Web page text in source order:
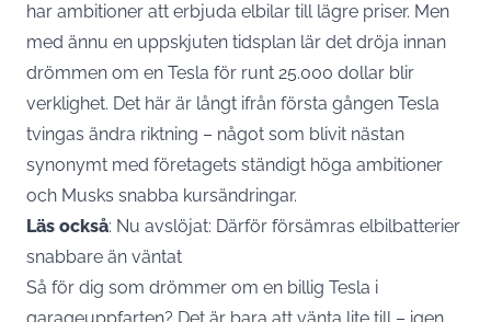
har ambitioner att erbjuda elbilar till lägre priser. Men
med ännu en uppskjuten tidsplan lär det dröja innan
drömmen om en Tesla för runt 25.000 dollar blir
verklighet. Det här är långt ifrån första gången Tesla
tvingas ändra riktning – något som blivit nästan
synonymt med företagets ständigt höga ambitioner
och Musks snabba kursändringar.
Läs också: Nu avslöjat: Därför försämras elbilbatterier
snabbare än väntat
Så för dig som drömmer om en billig Tesla i